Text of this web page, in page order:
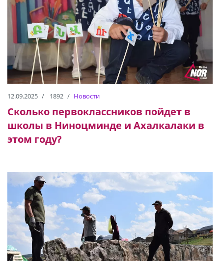
12.09.2025 1892 Новости
Сколько первоклассников пойдет в
школы в Ниноцминде и Ахалкалаки в
этом году?